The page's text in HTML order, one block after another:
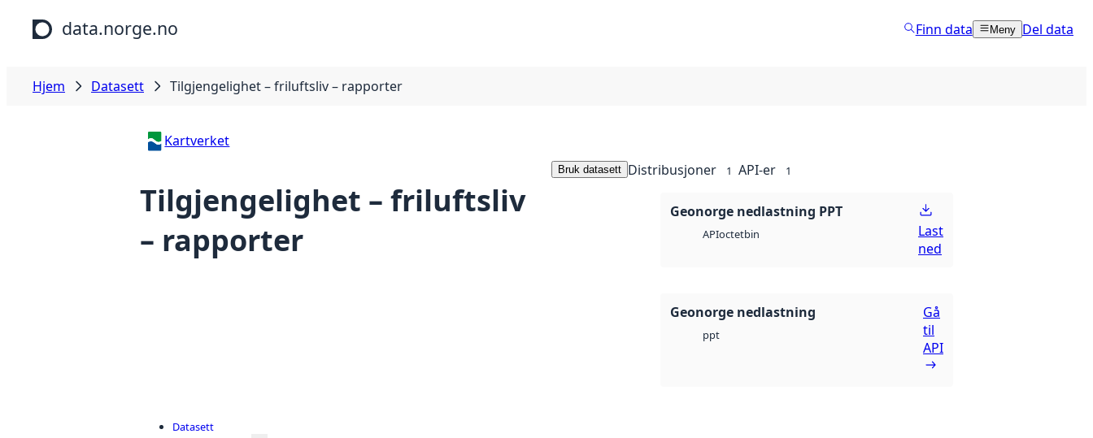
Hopp til hovedinnhold
data.norge.no Finn data Meny Del data
Hjem Datasett Tilgjengelighet – friluftsliv – rapporter
Kartverket
Tilgjengelighet – friluftsliv
– rapporter
Bruk datasett Distribusjoner 1 API-er 1
Geonorge nedlastning PPT
APIoctetbin
Last
ned
Geonorge nedlastning
ppt
Gå
til
API
Datasett